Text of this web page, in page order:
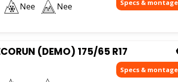
Nee Nee
(DEMO) 175/65 R17